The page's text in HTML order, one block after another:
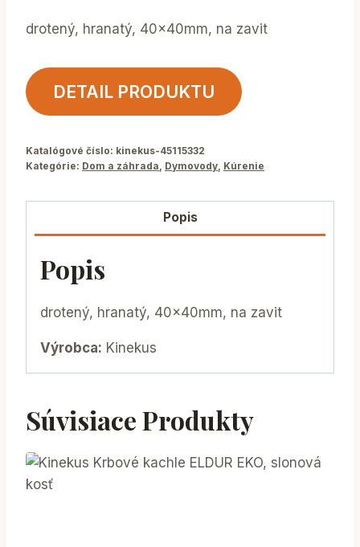
drotený, hranatý, 40x40mm, na zavit
DETAIL PRODUKTU
Katalógové číslo: kinekus-45115332
Kategórie: Dom a záhrada, Dymovody, Kúrenie
Popis
Popis
drotený, hranatý, 40x40mm, na zavit
Výrobca: Kinekus
Súvisiace Produkty